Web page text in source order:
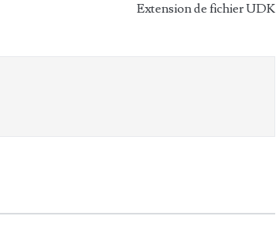
Extension de fichier UDK